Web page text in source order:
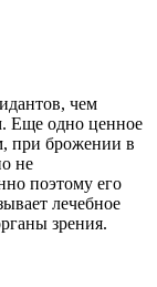
чем
Еще одно ценное
при брожении в
не
поэтому его
лечебное
зрения.